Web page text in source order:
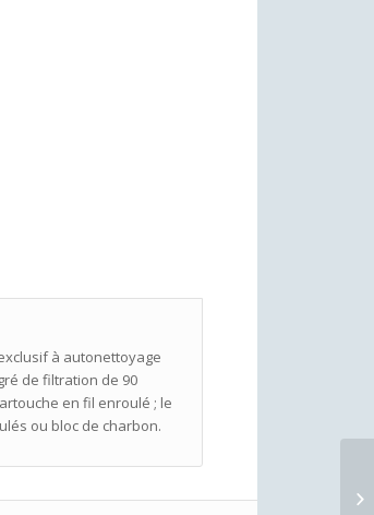
à autonettoyage
de filtration de 90
en fil enroulé ; le
ou bloc de charbon.